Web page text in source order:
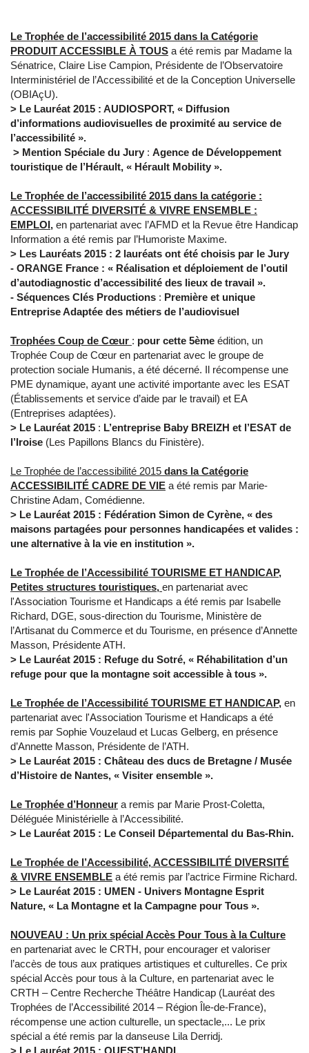
Le Trophée de l’accessibilité 2015 dans la Catégorie
PRODUIT ACCESSIBLE À TOUS a été remis par Madame la
Sénatrice, Claire Lise Campion, Présidente de l’Observatoire
Interministériel de l’Accessibilité et de la Conception Universelle
(OBIAçU).
> Le Lauréat 2015 : AUDIOSPORT, « Diffusion
d’informations audiovisuelles de proximité au service de
l’accessibilité ».
> Mention Spéciale du Jury : Agence de Développement
touristique de l’Hérault, « Hérault Mobility ».
Le Trophée de l’accessibilité 2015 dans la catégorie :
ACCESSIBILITÉ DIVERSITÉ & VIVRE ENSEMBLE :
EMPLOI, en partenariat avec l’AFMD et la Revue être Handicap
Information a été remis par l’Humoriste Maxime.
> Les Lauréats 2015 : 2 lauréats ont été choisis par le Jury
- ORANGE France : « Réalisation et déploiement de l’outil
d’autodiagnostic d’accessibilité des lieux de travail ».
- Séquences Clés Productions : Première et unique
EntrepriseAdaptée des métiers de l’audiovisuel
Trophées Coup de Cœur : pour cette 5ème édition, un
Trophée Coup de Cœur en partenariat avec le groupe de
protection sociale Humanis, a été décerné. Il récompense une
PME dynamique, ayant une activité importante avec les ESAT
(Établissements et service d’aide par le travail) et EA
(Entreprises adaptées).
> Le Lauréat 2015 : L’entreprise Baby BREIZH et l’ESAT de
l’Iroise (Les Papillons Blancs du Finistère).
Le Trophée de l’accessibilité 2015 dans la Catégorie
ACCESSIBILITÉ CADRE DE VIE a été remis par Marie-
Christine Adam, Comédienne.
> Le Lauréat 2015 : Fédération Simon de Cyrène, « des
maisons partagées pour personnes handicapées et valides :
une alternative à la vie en institution ».
Le Trophée de l’Accessibilité TOURISME ET HANDICAP,
Petites structures touristiques, en partenariat avec
l'Association Tourisme et Handicaps a été remis par Isabelle
Richard, DGE, sous-direction du Tourisme, Ministère de
l’Artisanat du Commerce et du Tourisme, en présence d’Annette
Masson, Présidente ATH.
> Le Lauréat 2015 : Refuge du Sotré, « Réhabilitation d’un
refuge pour que la montagne soit accessible à tous ».
Le Trophée de l’Accessibilité TOURISME ET HANDICAP, en
partenariat avec l'Association Tourisme et Handicaps a été
remis par Sophie Vouzelaud et Lucas Gelberg, en présence
d’Annette Masson, Présidente de l’ATH.
> Le Lauréat 2015 : Château des ducs de Bretagne / Musée
d’Histoire de Nantes, « Visiter ensemble ».
Le Trophée d’Honneur a remis par Marie Prost-Coletta,
Déléguée Ministérielle à l’Accessibilité.
> Le Lauréat 2015 : Le Conseil Départemental du Bas-Rhin.
Le Trophée de l’Accessibilité, ACCESSIBILITÉ DIVERSITÉ
& VIVRE ENSEMBLE a été remis par l’actrice Firmine Richard.
> Le Lauréat 2015 : UMEN - Univers Montagne Esprit
Nature, « La Montagne et la Campagne pour Tous ».
NOUVEAU : Un prix spécial Accès Pour Tous à la Culture
en partenariat avec le CRTH, pour encourager et valoriser
l’accès de tous aux pratiques artistiques et culturelles. Ce prix
spécial Accès pour tous à la Culture, en partenariat avec le
CRTH – Centre Recherche Théâtre Handicap (Lauréat des
Trophées de l’Accessibilité 2014 – Région Île-de-France),
récompense une action culturelle, un spectacle,... Le prix
spécial a été remis par la danseuse Lila Derridj.
> Le Lauréat 2015 : QUEST’HANDI.